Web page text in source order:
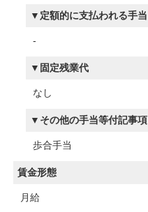
定額的に支払われる手当
-
固定残業代
なし
その他の手当等付記事項
歩合手当
賃金形態
月給